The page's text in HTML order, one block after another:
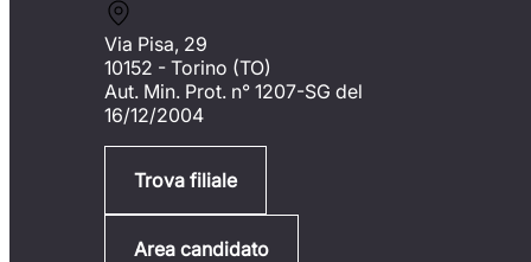
Via Pisa, 29
10152 - Torino (TO)
Aut. Min. Prot. n° 1207-SG del
16/12/2004
Trova filiale
Area candidato